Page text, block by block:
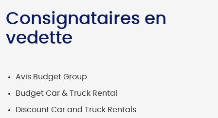
Consignataires en
vedette
Avis Budget Group
Budget Car & Truck Rental
Discount Car and Truck Rentals